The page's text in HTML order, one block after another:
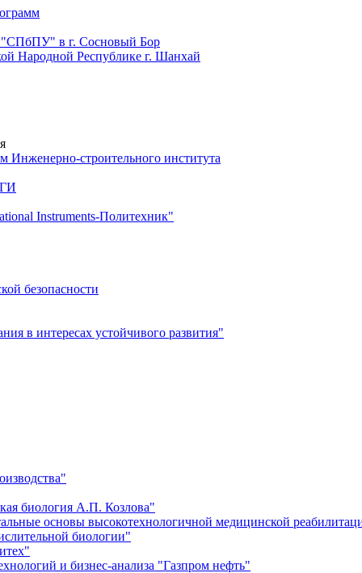
"СПбПУ" в г. Сосновый Бор
Народной Республике г. Шанхай
строительного института
Instruments-Политехник"
безопасности
в интересах устойчивого развития"
биология А.П. Козлова"
основы высокотехнологичной медицинской
биологии"
и бизнес-анализа "Газпром нефть"